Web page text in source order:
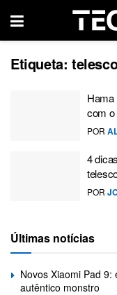
Etiqueta:
Hama
com o
POR
4
POR
Últimas notícias
Novos Xiaomi Pad
autêntico monstro